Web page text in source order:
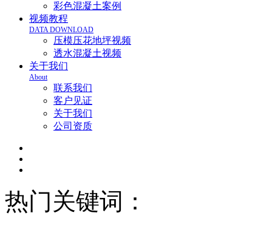
彩色混凝土案例
视频教程
DATA DOWNLOAD
压模压花地坪视频
透水混凝土视频
关于我们
About
联系我们
客户见证
关于我们
公司资质
热门关键词：